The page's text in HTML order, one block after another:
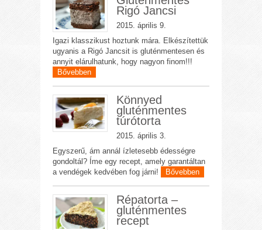
Rigó Jancsi
2015. április 9.
Igazi klasszikust hoztunk mára. Elkészítettük
ugyanis a Rigó Jancsit is gluténmentesen és
annyit elárulhatunk, hogy nagyon finom!!!
Bővebben
Könnyed
gluténmentes
túrótorta
2015. április 3.
Egyszerű, ám annál ízletesebb édességre
gondoltál? Íme egy recept, amely garantáltan
a vendégek kedvében fog járni!
Bővebben
Répatorta –
gluténmentes
recept